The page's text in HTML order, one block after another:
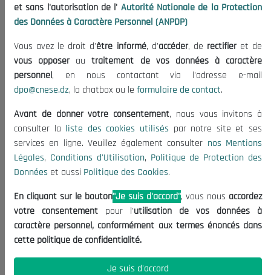
Organisation
Publications
Informations utiles
Appels d'offres et Consultations
Mentions Légales
Conditions d'Utilisation
Politique de Protection des Données
Politique des Cookies
Nous Contacter
(+213) 021 98 01 00|01|02
contact@cnese.dz
Suggestions ou Initiatives ?
Newsletter
dernières nouvelles.
et sans l'autorisation de l' Autorité Nationale de la Protection
des Données à Caractère Personnel (ANPDP)
Vous avez le droit d'être informé, d'accéder, de rectifieret de
vous opposerautraitement de vos données à caractère
personnel, en nous contactant via l'adresse e-mail
dpo@cnese.dz, la chatbox ou le formulaire de contact.
Avant de donner votre consentement, nous vous invitons à
consulter la liste des cookies utilisés par notre site et ses
services en ligne. Veuillez également consulter nos Mentions
Légales, Conditions d'Utilisation, Politique de Protection des
Données et aussi Politique des Cookies.
En cliquant sur le bouton"Je suis d'accord", vous nous accordez
votre consentement pour l'utilisation de vos données à
caractère personnel, conformément aux termes énoncés dans
cette politique de confidentialité.
Je suis d'accord